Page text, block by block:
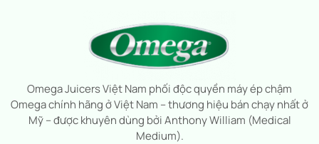
Omega Juicers Việt Nam phối độc quyền máy ép chậm
Omega chính hãng ở Việt Nam – thương hiệu bán chạy nhất ở
Mỹ – được khuyên dùng bởi Anthony William (Medical
Medium).